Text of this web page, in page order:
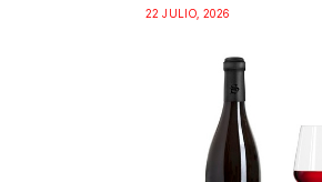
22 JULIO, 2026